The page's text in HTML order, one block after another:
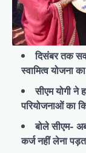
दिसंबर तक
स्वामित्व योजना
सीएम योगी
परियोजनाओं का
बोले सीएम-
कर्ज नहीं लेना